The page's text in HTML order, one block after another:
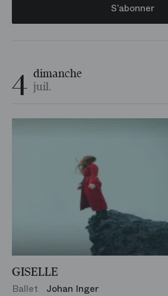
S’abonner
4 dimanche
juil.
GISELLE
Ballet
Johan Inger